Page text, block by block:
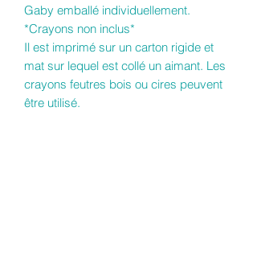
Gaby emballé individuellement.
*Crayons non inclus*
Il est imprimé sur un carton rigide et
mat sur lequel est collé un aimant. Les
crayons feutres bois ou cires peuvent
être utilisé.